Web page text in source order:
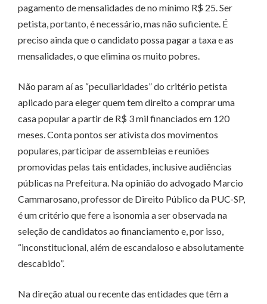
pagamento de mensalidades de no mínimo R$ 25. Ser
petista, portanto, é necessário, mas não suficiente. É
preciso ainda que o candidato possa pagar a taxa e as
mensalidades, o que elimina os muito pobres.
Não param aí as “peculiaridades” do critério petista
aplicado para eleger quem tem direito a comprar uma
casa popular a partir de R$ 3 mil financiados em 120
meses. Conta pontos ser ativista dos movimentos
populares, participar de assembleias e reuniões
promovidas pelas tais entidades, inclusive audiências
públicas na Prefeitura. Na opinião do advogado Marcio
Cammarosano, professor de Direito Público da PUC-SP,
é um critério que fere a isonomia a ser observada na
seleção de candidatos ao financiamento e, por isso,
“inconstitucional, além de escandaloso e absolutamente
descabido”.
Na direção atual ou recente das entidades que têm a